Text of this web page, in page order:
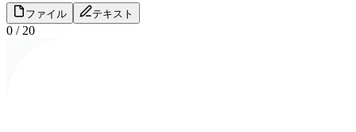
ファイル テキスト
0 / 20